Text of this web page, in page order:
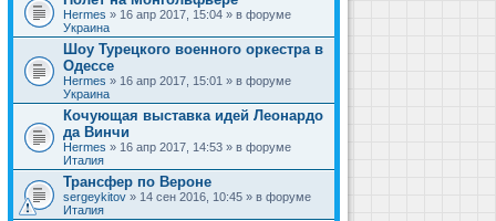
Hermes » 16 апр 2017, 15:04 » в форуме
Украина
Шоу Турецкого военного оркестра в
Одессе
Hermes » 16 апр 2017, 15:01 » в форуме
Украина
Кочующая выставка идей Леонардо
да Винчи
Hermes » 16 апр 2017, 14:53 » в форуме
Италия
Трансфер по Вероне
sergeykitov » 14 сен 2016, 10:45 » в форуме
Италия